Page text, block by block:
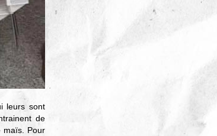
leurs sont
de
maïs. Pour